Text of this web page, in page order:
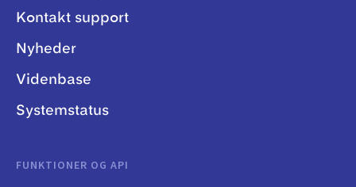
Kontakt support
Nyheder
Videnbase
Systemstatus
FUNKTIONER OG API